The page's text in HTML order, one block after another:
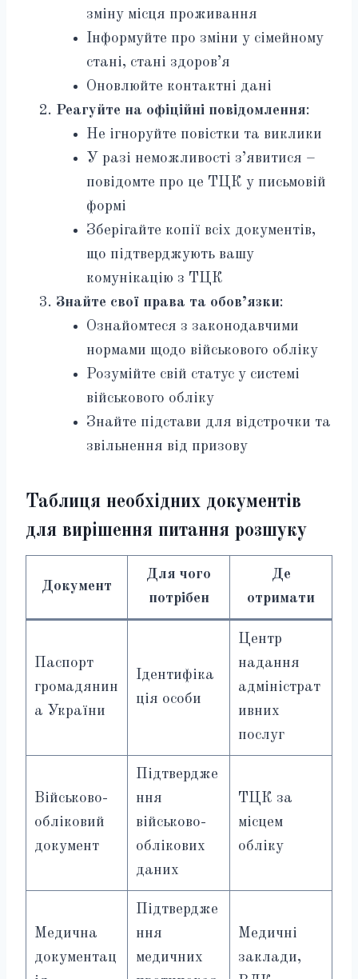
зміну місця проживання
Інформуйте про зміни у сімейному
стані, стані здоров’я
Оновлюйте контактні дані
Реагуйте на офіційні повідомлення:
Не ігноруйте повістки та виклики
У разі неможливості з’явитися –
повідомте про це ТЦК у письмовій
формі
Зберігайте копії всіх документів,
що підтверджують вашу
комунікацію з ТЦК
Знайте свої права та обов’язки:
Ознайомтеся з законодавчими
нормами щодо військового обліку
Розумійте свій статус у системі
військового обліку
Знайте підстави для відстрочки та
звільнення від призову
Таблиця необхідних документів
для вирішення питання розшуку
Документ
Для чого
потрібен
Де
отримати
Паспорт
громадянин
а України
Ідентифіка
ція особи
Центр
надання
адміністрат
ивних
послуг
Військово-
обліковий
документ
Підтвердже
ння
військово-
облікових
даних
ТЦК за
місцем
обліку
Медична
документац
Підтвердже
ння
медичних
Медичні
заклади,